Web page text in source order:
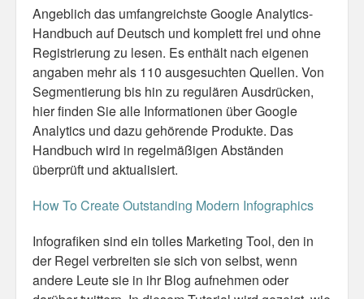
Business Server Cashflow
Design is how it works
The Others
Money Makes The World Go Round
GTD and shit
Smarty-Pants
Vorsprung durch Technik
Wild Stuff
Psychos
Angeblich das umfangreichste Google Analytics-
Handbuch auf Deutsch und komplett frei und ohne
Registrierung zu lesen. Es enthält nach eigenen
angaben mehr als 110 ausgesuchten Quellen. Von
Segmentierung bis hin zu regulären Ausdrücken,
hier finden Sie alle Informationen über Google
Analytics und dazu gehörende Produkte. Das
Handbuch wird in regelmäßigen Abständen
überprüft und aktualisiert.
How To Create Outstanding Modern Infographics
Infografiken sind ein tolles Marketing Tool, den in
der Regel verbreiten sie sich von selbst, wenn
andere Leute sie in ihr Blog aufnehmen oder